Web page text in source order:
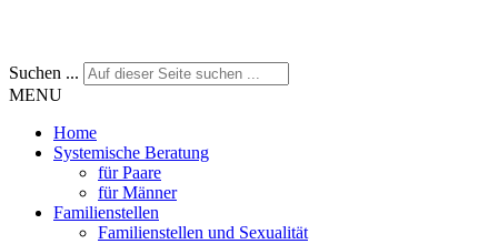
Suchen ...
MENU
Home
Systemische Beratung
für Paare
für Männer
Familienstellen
Familienstellen und Sexualität